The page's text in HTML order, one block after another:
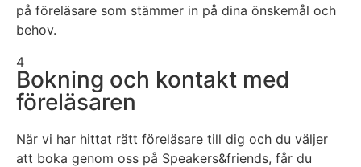
på föreläsare som stämmer in på dina önskemål och
behov.
4
Bokning och kontakt med
föreläsaren
När vi har hittat rätt föreläsare till dig och du väljer
att boka genom oss på Speakers&friends, får du